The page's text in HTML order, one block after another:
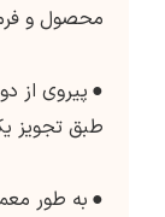
محصول و
● پیروی از
طبق
● به طور